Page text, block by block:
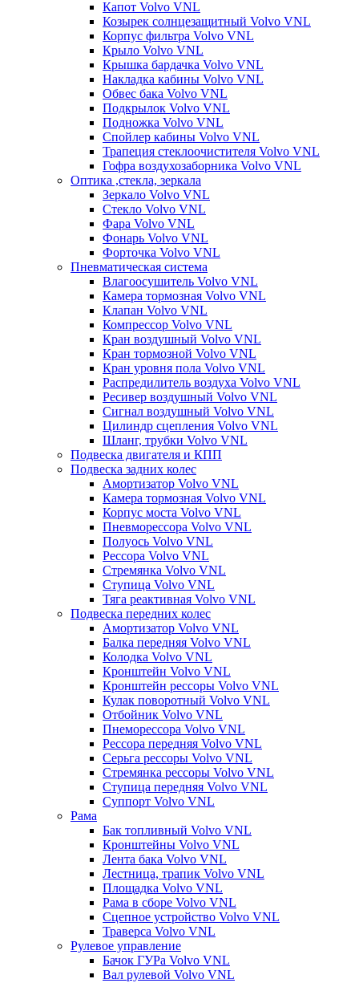
Капот Volvo VNL
Козырек солнцезащитный Volvo VNL
Корпус фильтра Volvo VNL
Крыло Volvo VNL
Крышка бардачка Volvo VNL
Накладка кабины Volvo VNL
Обвес бака Volvo VNL
Подкрылок Volvo VNL
Подножка Volvo VNL
Спойлер кабины Volvo VNL
Трапеция стеклоочистителя Volvo VNL
Гофра воздухозаборника Volvo VNL
Оптика ,стекла, зеркала
Зеркало Volvo VNL
Стекло Volvo VNL
Фара Volvo VNL
Фонарь Volvo VNL
Форточка Volvo VNL
Пневматическая система
Влагоосушитель Volvo VNL
Камера тормозная Volvo VNL
Клапан Volvo VNL
Компрессор Volvo VNL
Кран воздушный Volvo VNL
Кран тормозной Volvo VNL
Кран уровня пола Volvo VNL
Распредилитель воздуха Volvo VNL
Ресивер воздушный Volvo VNL
Сигнал воздушный Volvo VNL
Цилиндр сцепления Volvo VNL
Шланг, трубки Volvo VNL
Подвеска двигателя и КПП
Подвеска задних колес
Амортизатор Volvo VNL
Камера тормозная Volvo VNL
Корпус моста Volvo VNL
Пневморессора Volvo VNL
Полуось Volvo VNL
Рессора Volvo VNL
Стремянка Volvo VNL
Ступица Volvo VNL
Тяга реактивная Volvo VNL
Подвеска передних колес
Амортизатор Volvo VNL
Балка передняя Volvo VNL
Колодка Volvo VNL
Кронштейн Volvo VNL
Кронштейн рессоры Volvo VNL
Кулак поворотный Volvo VNL
Отбойник Volvo VNL
Пнеморессора Volvo VNL
Рессора передняя Volvo VNL
Серьга рессоры Volvo VNL
Стремянка рессоры Volvo VNL
Ступица передняя Volvo VNL
Суппорт Volvo VNL
Рама
Бак топливный Volvo VNL
Кронштейны Volvo VNL
Лента бака Volvo VNL
Лестница, трапик Volvo VNL
Площадка Volvo VNL
Рама в сборе Volvo VNL
Сцепное устройство Volvo VNL
Траверса Volvo VNL
Рулевое управление
Бачок ГУРа Volvo VNL
Вал рулевой Volvo VNL